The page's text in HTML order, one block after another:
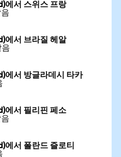
서 스위스 프랑
서 브라질 헤알
음
서 방글라데시 타카
서 필리핀 페소
서 폴란드 즐로티